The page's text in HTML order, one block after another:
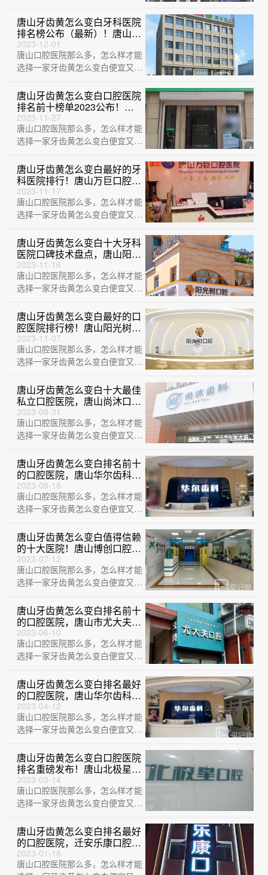
出来一份牙···
唐山牙齿黄怎么变白牙科医院
排名榜公布（最新）！唐山英
卓口腔各大城市都有推荐
2023-12-01
唐山口腔医院那么多，怎么样才能
选择一家牙齿黄怎么变白便宜又好
出来一份牙···
唐山牙齿黄怎么变白口腔医院
排名前十榜单2023公布！唐
山玉田健达口腔诊所市民甄选
~
2023-11-27
唐山口腔医院那么多，怎么样才能
选择一家牙齿黄怎么变白便宜又好
出来一份牙···
唐山牙齿黄怎么变白最好的牙
科医院排行！唐山万巨口腔医
院收费都不贵的
2023-11-17
唐山口腔医院那么多，怎么样才能
选择一家牙齿黄怎么变白便宜又好
出来一份牙···
唐山牙齿黄怎么变白十大牙科
医院口碑技术盘点，唐山阳光
树口腔(天源店)实力值得信
赖！
2023-11-16
唐山口腔医院那么多，怎么样才能
选择一家牙齿黄怎么变白便宜又好
出来一份牙···
唐山牙齿黄怎么变白最好的口
腔医院排行榜！唐山阳光树口
腔门诊部各大城市都有推荐
2023-11-07
唐山口腔医院那么多，怎么样才能
选择一家牙齿黄怎么变白便宜又好
出来一份牙···
唐山牙齿黄怎么变白十大最佳
私立口腔医院，唐山尚沐口腔
门诊部实力强劲更安心！
2023-08-31
唐山口腔医院那么多，怎么样才能
选择一家牙齿黄怎么变白便宜又好
出来一份牙···
唐山牙齿黄怎么变白排名前十
的口腔医院，唐山华尔齿科
(国华诊所)收费都不贵的
2023-08-18
唐山口腔医院那么多，怎么样才能
选择一家牙齿黄怎么变白便宜又好
出来一份牙···
唐山牙齿黄怎么变白值得信赖
的十大医院！唐山博创口腔医
院口碑实力顶呱呱！
2023-07-12
唐山口腔医院那么多，怎么样才能
选择一家牙齿黄怎么变白便宜又好
出来一份牙···
唐山牙齿黄怎么变白排名前十
的口腔医院，唐山市尤大夫口
腔诊所(路北区)市民甄选~
2023-06-10
唐山口腔医院那么多，怎么样才能
选择一家牙齿黄怎么变白便宜又好
出来一份牙···
唐山牙齿黄怎么变白排名最好
的口腔医院，唐山华尔齿科医
生手术专业、设备先进正规！
2023-04-12
唐山口腔医院那么多，怎么样才能
选择一家牙齿黄怎么变白便宜又好
出来一份牙···
唐山牙齿黄怎么变白口腔医院
排名重磅发布！唐山北极星口
腔门诊部实力值得信赖！
2023-03-14
唐山口腔医院那么多，怎么样才能
选择一家牙齿黄怎么变白便宜又好
出来一份牙···
唐山牙齿黄怎么变白排名最好
的口腔医院，迁安乐康口腔
(禄康店)等双双上榜
2023-01-18
唐山口腔医院那么多，怎么样才能